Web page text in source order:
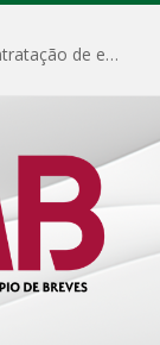
DISPENSA DE LICITAÇÃO Nº 003/2026 ( Contratação de empresa para fornecimento de gêneros alimentícios não perecíveis, materiais de expediente, descartáveis, copa e cozinha, para análise e posterior publicação.)